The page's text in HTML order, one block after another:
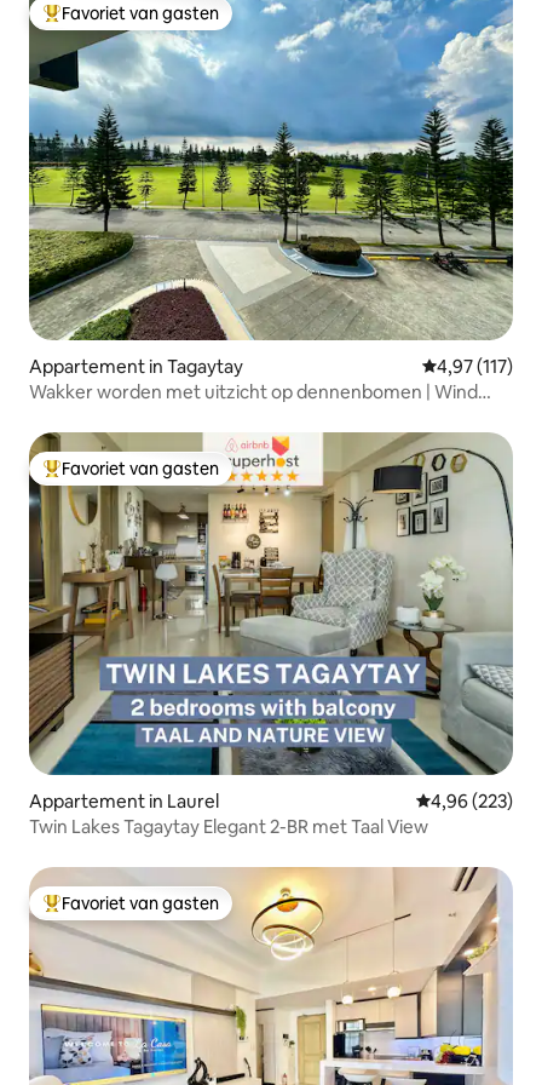
Topfavoriet van gasten
Favoriet van gasten
Appartement in Tagaytay Gemiddelde
4,97 (117)
Wakker worden met uitzicht op dennenbomen | Wind
Topfavoriet van gasten
Favoriet van gasten
Appartement in Laurel Gemiddelde
4,96 (223)
Twin Lakes Tagaytay Elegant 2-BR met Taal View
Topfavoriet van gasten
Favoriet van gasten